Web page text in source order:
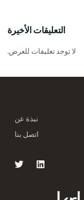
التعليقات الأخيرة
لا توجد تعليقات للعرض.
نبذة عن
اتصل بنا